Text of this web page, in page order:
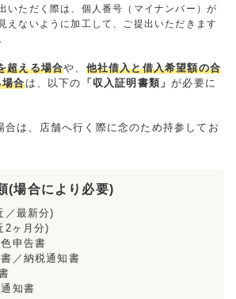
いただく際は、個人番号（マイナンバー）が
えないように加工して、ご提出いただきます
超える場合や、 他社借入と借入希望額の合
場合は、以下の 「収入証明書類」が必要に
合は、店舗へ行く際に念のため持参してお
(場合により必要)
／最新分)
2ヶ月分)
申告書
／納税通知書
知書